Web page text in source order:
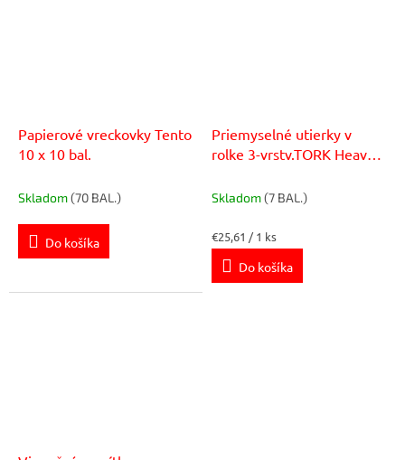
Papierové vreckovky Tento
10 x 10 bal.
Skladom(70 BAL.)
Do košíka
Priemyselné utierky v
rolke 3-vrstv.TORK Heavy
119 m (2 ks)
Skladom(7 BAL.)
Jednotková
cena:
€25,61 / 1 ks
Do košíka